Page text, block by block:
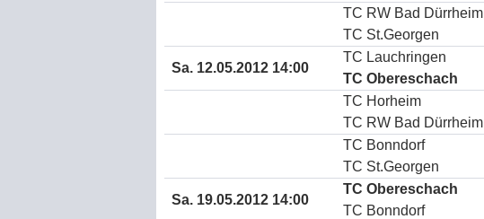
TC RW Bad Dürrheim
TC St.Georgen
Sa. 12.05.2012 14:00
TC Lauchringen
TC Obereschach
TC Horheim
TC RW Bad Dürrheim
TC Bonndorf
TC St.Georgen
Sa. 19.05.2012 14:00
TC Obereschach
TC Bonndorf